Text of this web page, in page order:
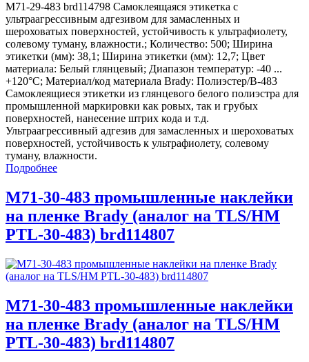
M71-29-483 brd114798 Самоклеящаяся этикетка с
ультраагрессивным адгезивом для замасленных и
шероховатых поверхностей, устойчивость к ультрафиолету,
солевому туману, влажности.; Количество: 500; Ширина
этикетки (мм): 38,1; Ширина этикетки (мм): 12,7; Цвет
материала: Белый глянцевый; Диапазон температур: -40 ...
+120°С; Материал/код материала Brady: Полиэстер/В-483
Самоклеящиеся этикетки из глянцевого белого полиэстра для
промышленной маркировки как ровых, так и грубых
поверхностей, нанесение штрих кода и т.д.
Ультраагрессивный адгезив для замасленных и шероховатых
поверхностей, устойчивость к ультрафиолету, солевому
туману, влажности.
Подробнее
M71-30-483 промышленные наклейки
на пленке Brady (аналог на TLS/HM
PTL-30-483) brd114807
M71-30-483 промышленные наклейки
на пленке Brady (аналог на TLS/HM
PTL-30-483) brd114807